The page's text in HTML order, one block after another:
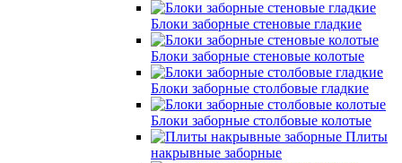
Блоки заборные стеновые гладкие
Блоки заборные стеновые колотые
Блоки заборные столбовые гладкие
Блоки заборные столбовые колотые
Плиты
накрывные заборные